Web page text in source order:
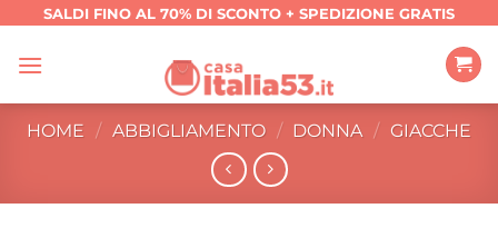
contenuti
SALDI FINO AL 70% DI SCONTO + SPEDIZIONE GRATIS
HOME / ABBIGLIAMENTO / DONNA / GIACCHE